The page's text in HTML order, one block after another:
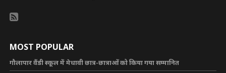
MOST POPULAR
गौलापार वैंडी स्कूल में मेधावी छात्र-छात्राओं को किया गया सम्मानित